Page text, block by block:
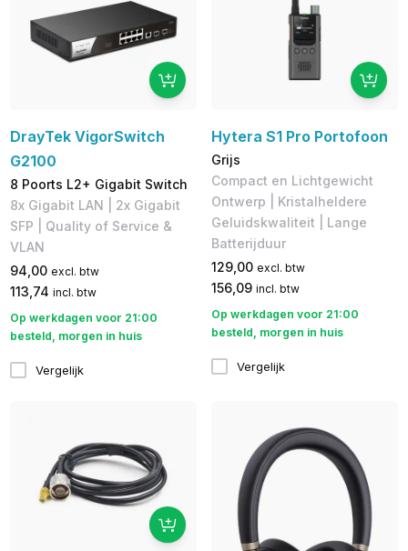
DrayTek VigorSwitch
G2100
8 Poorts L2+ Gigabit Switch
8x Gigabit LAN | 2x Gigabit
SFP | Quality of Service &
VLAN
94,00 excl. btw
113,74 incl. btw
Op werkdagen voor 21:00
besteld, morgen in huis
Vergelijk
Hytera S1 Pro Portofoon
Grijs
Compact en Lichtgewicht
Ontwerp | Kristalheldere
Geluidskwaliteit | Lange
Batterijduur
129,00 excl. btw
156,09 incl. btw
Op werkdagen voor 21:00
besteld, morgen in huis
Vergelijk